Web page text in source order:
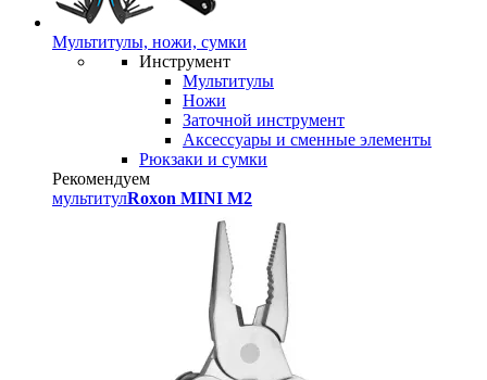
Мультитулы, ножи, сумки
Инструмент
Мультитулы
Ножи
Заточной инструмент
Аксессуары и сменные элементы
Рюкзаки и сумки
Рекомендуем
мультитулRoxon MINI M2